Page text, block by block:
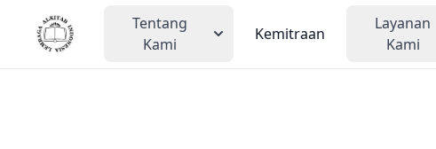
Tentang
Kami
Kemitraan
Layanan
Kami